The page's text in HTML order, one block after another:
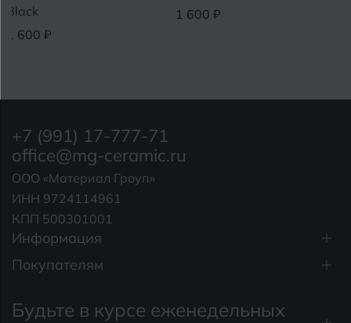
Black
1 600 ₽
1 600 ₽
Информация
Покупателям
+7 (991) 17-777-71
office@mg-ceramic.ru
ООО «Материал Гроуп»
ИНН 9724114961
КПП 500301001
Будьте в курсе еженедельных